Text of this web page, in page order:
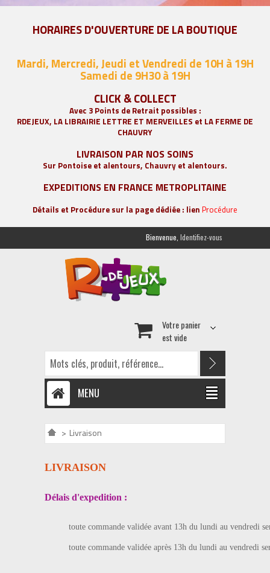
HORAIRES D'OUVERTURE DE LA BOUTIQUE
Mardi, Mercredi, Jeudi et Vendredi de 10H à 19H
Samedi de 9H30 à 19H
CLICK & COLLECT
Avec 3 Points de Retrait possibles :
RDEJEUX, LA LIBRAIRIE LETTRE ET MERVEILLES et LA FERME DE
CHAUVRY
LIVRAISON PAR NOS SOINS
Sur Pontoise et alentours, Chauvry et alentours.
EXPEDITIONS EN FRANCE METROPLITAINE
Détails et Procédure sur la page dédiée : lien Procédure
Bienvenue, Identifiez-vous
Votre panier
est vide
MENU
> Livraison
LIVRAISON
Délais d'expedition :
toute commande validée avant 13h du lundi au vendredi
toute commande validée après 13h du lundi au vendredi